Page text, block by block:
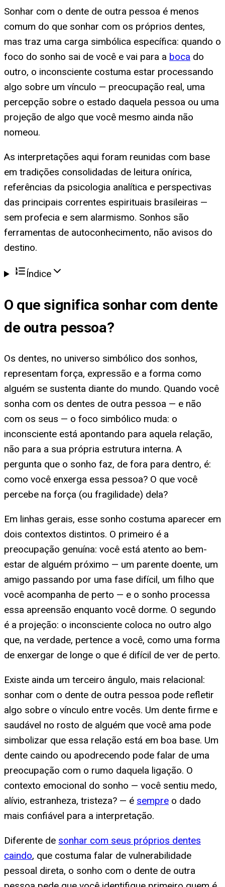
Sonhar com o dente de outra pessoa é menos
comum do que sonhar com os próprios dentes,
mas traz uma carga simbólica específica: quando o
foco do sonho sai de você e vai para a boca do
outro, o inconsciente costuma estar processando
algo sobre um vínculo — preocupação real, uma
percepção sobre o estado daquela pessoa ou uma
projeção de algo que você mesmo ainda não
nomeou.
As interpretações aqui foram reunidas com base
em tradições consolidadas de leitura onírica,
referências da psicologia analítica e perspectivas
das principais correntes espirituais brasileiras —
sem profecia e sem alarmismo. Sonhos são
ferramentas de autoconhecimento, não avisos do
destino.
Índice
O que significa sonhar com dente
de outra pessoa?
Os dentes, no universo simbólico dos sonhos,
representam força, expressão e a forma como
alguém se sustenta diante do mundo. Quando você
sonha com os dentes de outra pessoa — e não
com os seus — o foco simbólico muda: o
inconsciente está apontando para aquela relação,
não para a sua própria estrutura interna. A
pergunta que o sonho faz, de fora para dentro, é:
como você enxerga essa pessoa? O que você
percebe na força (ou fragilidade) dela?
Em linhas gerais, esse sonho costuma aparecer em
dois contextos distintos. O primeiro é a
preocupação genuína: você está atento ao bem-
estar de alguém próximo — um parente doente, um
amigo passando por uma fase difícil, um filho que
você acompanha de perto — e o sonho processa
essa apreensão enquanto você dorme. O segundo
é a projeção: o inconsciente coloca no outro algo
que, na verdade, pertence a você, como uma forma
de enxergar de longe o que é difícil de ver de perto.
Existe ainda um terceiro ângulo, mais relacional:
sonhar com o dente de outra pessoa pode refletir
algo sobre o vínculo entre vocês. Um dente firme e
saudável no rosto de alguém que você ama pode
simbolizar que essa relação está em boa base. Um
dente caindo ou apodrecendo pode falar de uma
preocupação com o rumo daquela ligação. O
contexto emocional do sonho — você sentiu medo,
alívio, estranheza, tristeza? — é sempre o dado
mais confiável para a interpretação.
Diferente de sonhar com seus próprios dentes
caindo, que costuma falar de vulnerabilidade
pessoal direta, o sonho com o dente de outra